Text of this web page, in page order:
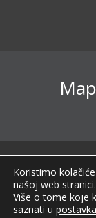
Sva
Impressum
pristupačnosti
Koristimo
našoj web stranici.
Više o tome koje
saznati u